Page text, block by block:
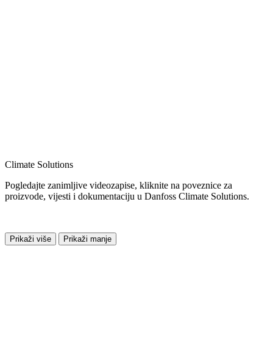
Climate Solutions
Pogledajte zanimljive videozapise, kliknite na poveznice za
proizvode, vijesti i dokumentaciju u Danfoss Climate Solutions.
Prikaži više Prikaži manje